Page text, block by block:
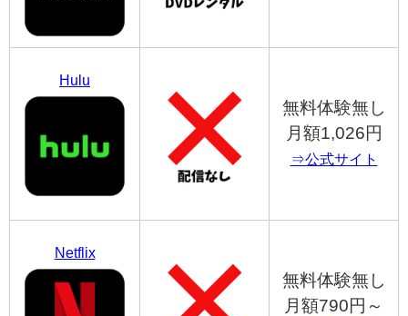
Hulu
無料体験無し
月額1,026円
⇒公式サイト
Netflix
無料体験無し
月額790円～